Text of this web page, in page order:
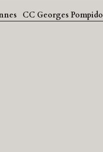
CC Georges